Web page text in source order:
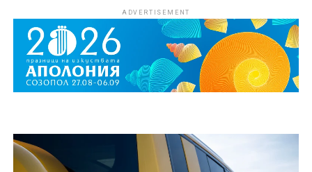
ADVERTISEMENT